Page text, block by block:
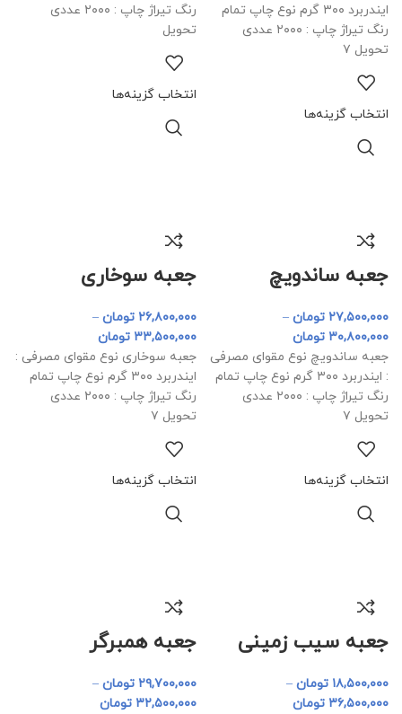
ایندربرد ۳۰۰ گرم نوع چاپ تمام
رنگ تیراژ چاپ : ۲۰۰۰ عددی
تحویل ۷
انتخاب گزینه‌ها
رنگ تیراژ چاپ : ۲۰۰۰ عددی
تحویل
انتخاب گزینه‌ها
جعبه ساندویچ
۲۷,۵۰۰,۰۰۰ تومان –
۳۰,۸۰۰,۰۰۰ تومان
جعبه ساندویچ نوع مقوای مصرفی
: ایندربرد ۳۰۰ گرم نوع چاپ تمام
رنگ تیراژ چاپ : ۲۰۰۰ عددی
تحویل ۷
انتخاب گزینه‌ها
جعبه سوخاری
۲۶,۸۰۰,۰۰۰ تومان –
۳۳,۵۰۰,۰۰۰ تومان
جعبه سوخاری نوع مقوای مصرفی :
ایندربرد ۳۰۰ گرم نوع چاپ تمام
رنگ تیراژ چاپ : ۲۰۰۰ عددی
تحویل ۷
انتخاب گزینه‌ها
جعبه سیب زمینی
۱۸,۵۰۰,۰۰۰ تومان –
۳۶,۵۰۰,۰۰۰ تومان
جعبه همبرگر
۲۹,۷۰۰,۰۰۰ تومان –
۳۲,۵۰۰,۰۰۰ تومان